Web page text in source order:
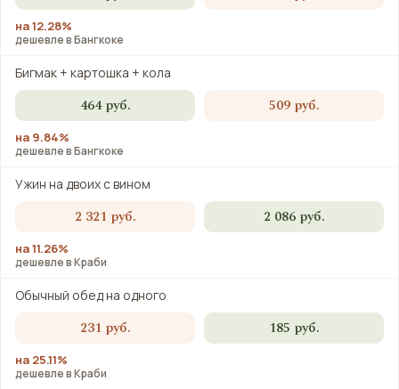
на 12.28%
дешевле в Бангкоке
Бигмак + картошка + кола
464 руб. 509 руб.
на 9.84%
дешевле в Бангкоке
Ужин на двоих с вином
2 321 руб. 2 086 руб.
на 11.26%
дешевле в Краби
Обычный обед на одного
231 руб. 185 руб.
на 25.11%
дешевле в Краби